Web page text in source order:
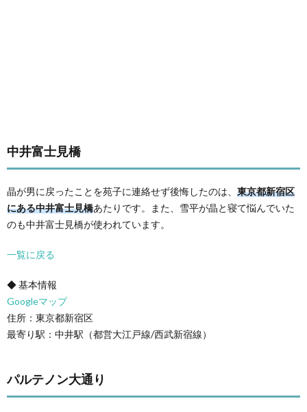
中井富士見橋
晶が男に戻ったことを苑子に連絡せず後悔したのは、 東京都新宿区
にある中井富士見橋あたりです。また、雪平が晶と寝て悩んでいた
のも中井富士見橋が使われています。
一覧に戻る
◆ 基本情報
Googleマップ
住所：東京都新宿区
最寄り駅：中井駅（都営大江戸線/西武新宿線）
パルテノン大通り